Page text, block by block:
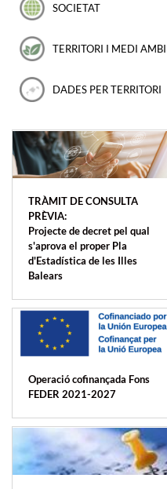
SOCIETAT
TERRITORI I MEDI
DADES PER TERRITORI
TRÀMIT DE CONSULTA
PRÈVIA:
Projecte de decret pel qual
s'aprova el proper Pla
d'Estadística de les Illes
Balears
Operació cofinançada Fons
FEDER 2021-2027